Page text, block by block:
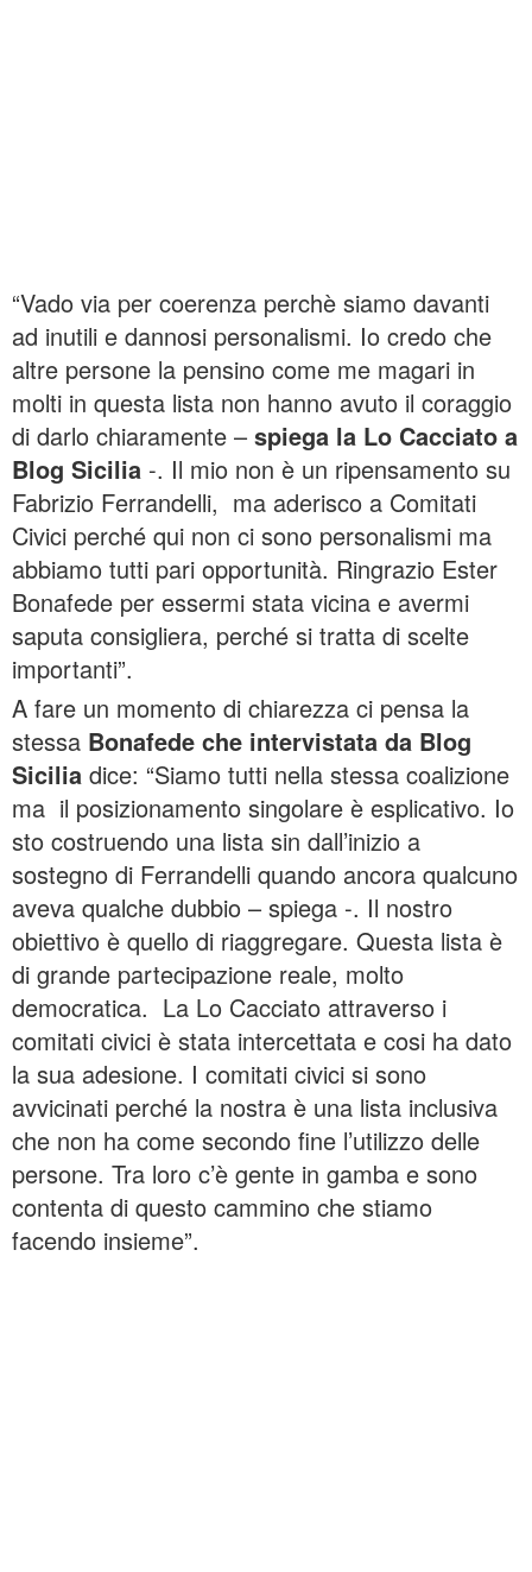
“Vado via per coerenza perchè siamo davanti
ad inutili e dannosi personalismi. Io credo che
altre persone la pensino come me magari in
molti in questa lista non hanno avuto il coraggio
di darlo chiaramente – spiega la Lo Cacciato a
Blog Sicilia -. Il mio non è un ripensamento su
Fabrizio Ferrandelli, ma aderisco a Comitati
Civici perché qui non ci sono personalismi ma
abbiamo tutti pari opportunità. Ringrazio Ester
Bonafede per essermi stata vicina e avermi
saputa consigliera, perché si tratta di scelte
importanti”.
A fare un momento di chiarezza ci pensa la
stessa Bonafede che intervistata da Blog
Sicilia dice: “Siamo tutti nella stessa coalizione
ma il posizionamento singolare è esplicativo. Io
sto costruendo una lista sin dall’inizio a
sostegno di Ferrandelli quando ancora qualcuno
aveva qualche dubbio – spiega -. Il nostro
obiettivo è quello di riaggregare. Questa lista è
di grande partecipazione reale, molto
democratica. La Lo Cacciato attraverso i
comitati civici è stata intercettata e cosi ha dato
la sua adesione. I comitati civici si sono
avvicinati perché la nostra è una lista inclusiva
che non ha come secondo fine l’utilizzo delle
persone. Tra loro c’è gente in gamba e sono
contenta di questo cammino che stiamo
facendo insieme”.